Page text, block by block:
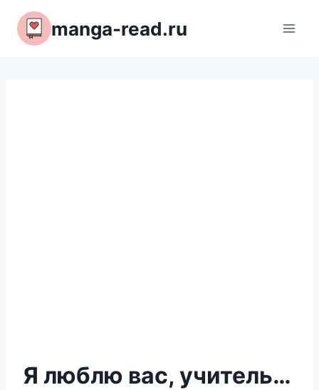
Перейти
содержимому
manga-read.ru
Я люблю вас, учитель…